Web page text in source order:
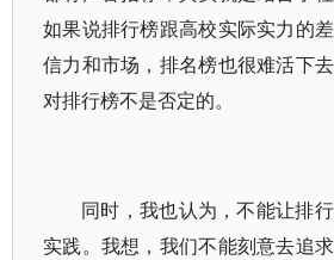
如果说排行榜跟高校实际实力的
信力和市场，排名榜也很难活下
对排行榜不是否定的。
同时，我也认为，不能让排
实践。我想，我们不能刻意去追